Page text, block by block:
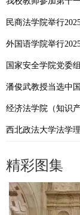
民商法学院举行
外国语学院举行
国家安全学院党委
潘俊武教授当选中
经济法学院（知识
西北政法大学法学
精彩图集